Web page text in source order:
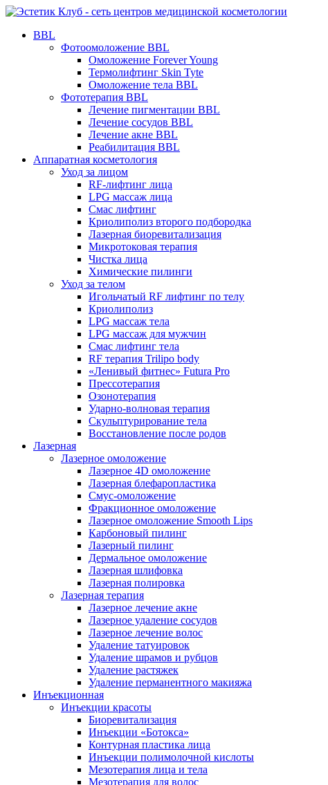
BBL
Фотоомоложение BBL
Омоложение Forever Young
Термолифтинг Skin Tyte
Омоложение тела BBL
Фототерапия BBL
Лечение пигментации BBL
Лечение сосудов BBL
Лечение акне BBL
Реабилитация BBL
Аппаратная косметология
Уход за лицом
RF-лифтинг лица
LPG массаж лица
Смас лифтинг
Криолиполиз второго подбородка
Лазерная биоревитализация
Микротоковая терапия
Чистка лица
Химические пилинги
Уход за телом
Игольчатый RF лифтинг по телу
Криолиполиз
LPG массаж тела
LPG массаж для мужчин
Смас лифтинг тела
RF терапия Trilipo body
«Ленивый фитнес» Futura Pro
Прессотерапия
Озонотерапия
Ударно-волновая терапия
Скульптурирование тела
Восстановление после родов
Лазерная
Лазерное омоложение
Лазерное 4D омоложение
Лазерная блефаропластика
Смус-омоложение
Фракционное омоложение
Лазерное омоложение Smooth Lips
Карбоновый пилинг
Лазерный пилинг
Дермальное омоложение
Лазерная шлифовка
Лазерная полировка
Лазерная терапия
Лазерное лечение акне
Лазерное удаление сосудов
Лазерное лечение волос
Удаление татуировок
Удаление шрамов и рубцов
Удаление растяжек
Удаление перманентного макияжа
Инъекционная
Инъекции красоты
Биоревитализация
Инъекции «Ботокса»
Контурная пластика лица
Инъекции полимолочной кислоты
Мезотерапия лица и тела
Мезотерапия для волос